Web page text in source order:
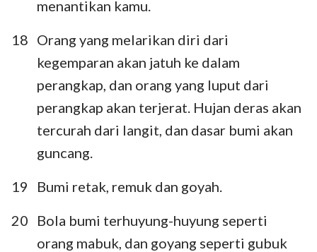
15 16 17
29
30 31 32 33 34
36
37 38 39 40 41
43
44 45 46 47 48
49
53
64
65 66
menantikan kamu.
18 Orang yang melarikan diri dari
kegemparan akan jatuh ke dalam
perangkap, dan orang yang luput dari
perangkap akan terjerat. Hujan deras akan
tercurah dari langit, dan dasar bumi akan
guncang.
19
Bumi retak, remuk dan goyah.
20
Bola bumi terhuyung-huyung seperti
orang mabuk, dan goyang seperti gubuk